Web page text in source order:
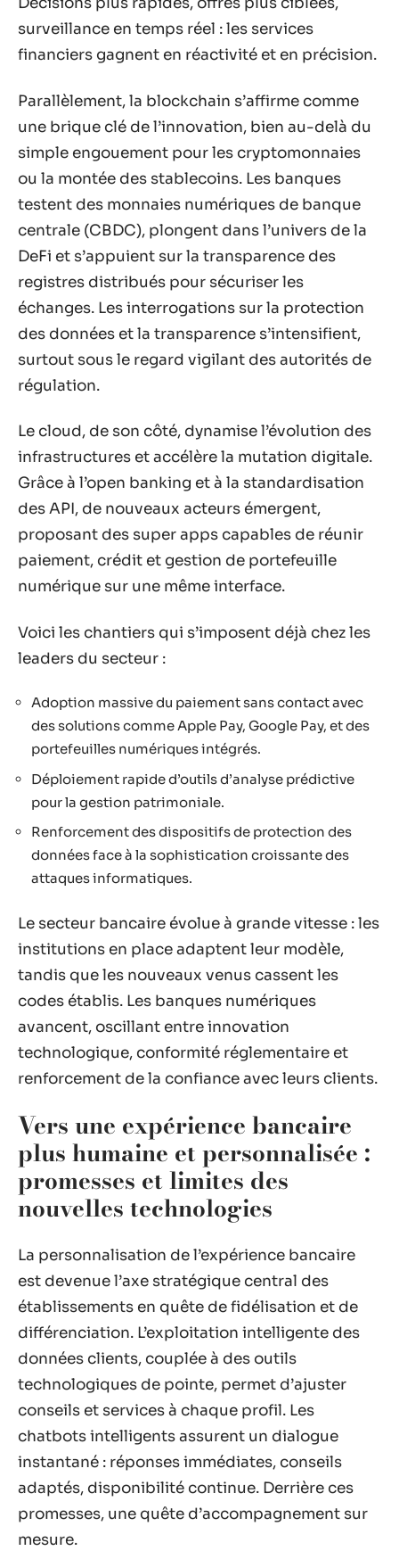
surveillance en temps réel : les services
financiers gagnent en réactivité et en précision.
Parallèlement, la blockchain s’affirme comme
une brique clé de l’innovation, bien au-delà du
simple engouement pour les cryptomonnaies
ou la montée des stablecoins. Les banques
testent des monnaies numériques de banque
centrale (CBDC), plongent dans l’univers de la
DeFi et s’appuient sur la transparence des
registres distribués pour sécuriser les
échanges. Les interrogations sur la protection
des données et la transparence s’intensifient,
surtout sous le regard vigilant des autorités de
régulation.
Le cloud, de son côté, dynamise l’évolution des
infrastructures et accélère la mutation digitale.
Grâce à l’open banking et à la standardisation
des API, de nouveaux acteurs émergent,
proposant des super apps capables de réunir
paiement, crédit et gestion de portefeuille
numérique sur une même interface.
Voici les chantiers qui s’imposent déjà chez les
leaders du secteur :
Adoption massive du paiement sans contact avec
des solutions comme Apple Pay, Google Pay, et des
portefeuilles numériques intégrés.
Déploiement rapide d’outils d’analyse prédictive
pour la gestion patrimoniale.
Renforcement des dispositifs de protection des
données face à la sophistication croissante des
attaques informatiques.
Le secteur bancaire évolue à grande vitesse : les
institutions en place adaptent leur modèle,
tandis que les nouveaux venus cassent les
codes établis. Les banques numériques
avancent, oscillant entre innovation
technologique, conformité réglementaire et
renforcement de la confiance avec leurs clients.
Vers une expérience bancaire
plus humaine et personnalisée :
promesses et limites des
nouvelles technologies
La personnalisation de l’expérience bancaire
est devenue l’axe stratégique central des
établissements en quête de fidélisation et de
différenciation. L’exploitation intelligente des
données clients, couplée à des outils
technologiques de pointe, permet d’ajuster
conseils et services à chaque profil. Les
chatbots intelligents assurent un dialogue
instantané : réponses immédiates, conseils
adaptés, disponibilité continue. Derrière ces
promesses, une quête d’accompagnement sur
mesure.